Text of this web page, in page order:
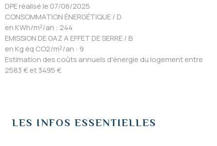
DPE réalisé le 07/08/2025
CONSOMMATION ÉNERGÉTIQUE / D
en KWh/m²/an : 244
EMISSION DE GAZ A EFFET DE SERRE / B
en Kg éq CO2/m²/an : 9
Estimation des coûts annuels d'énergie du logement entre
2583 € et 3495 €
LES INFOS ESSENTIELLES